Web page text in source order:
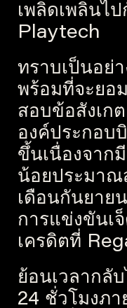
เพลิดเพลินไ
Playtech
ทราบเป็นอย่
พร้อมที่จะยอ
สอบข้อสังเก
องค์ประกอบ
ขึ้นเนื่องจาก
น้อยประมาณ
เดือนกันยาย
การแข่งขันเ
เครดิตที่
ย้อนเวลากลั
24 ชั่วโมงภา